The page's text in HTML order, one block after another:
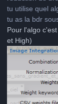
tu utilise quel
tu as la bdr
Pour l'algo
et High)